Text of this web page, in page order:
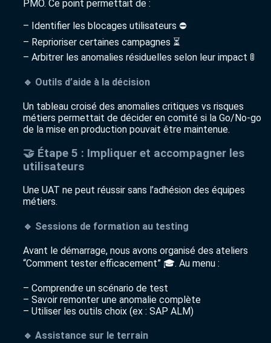
PMO. Ce point permettait de :
– Identifier les blocages utilisateurs ⛔
– Reprioriser certaines campagnes ⏳
– Arbitrer les anomalies résiduelles selon leur impact 🚦
🔹 Outils d’aide à la décision
Un tableau croisé des anomalies critiques vs risques
métiers permettait de décider en comité si la Go/No-go
de la mise en production pouvait être maintenue.
🤝 Étape 5 : Impliquer et accompagner les
utilisateurs
Une UAT ne peut réussir sans l’adhésion des équipes
métiers.
🔹 Sessions de formation au testing
Avant le démarrage, nous avons organisé des ateliers
“Comment tester efficacement” 🎓. Au menu :
– Comprendre un scénario de test
– Savoir remonter une anomalie complète
– Utiliser les outils choix (ex : SAP ALM)
🔹 Assistance sur le terrain